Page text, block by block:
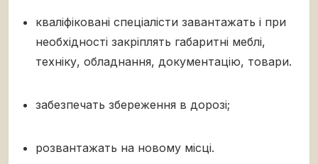
кваліфіковані спеціалісти завантажать і при
необхідності закріплять габаритні меблі,
техніку, обладнання, документацію, товари.
забезпечать збереження в дорозі;
розвантажать на новому місці.